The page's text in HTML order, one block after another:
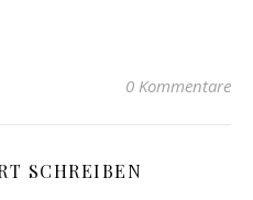
0 Kommentare
SCHREIBEN